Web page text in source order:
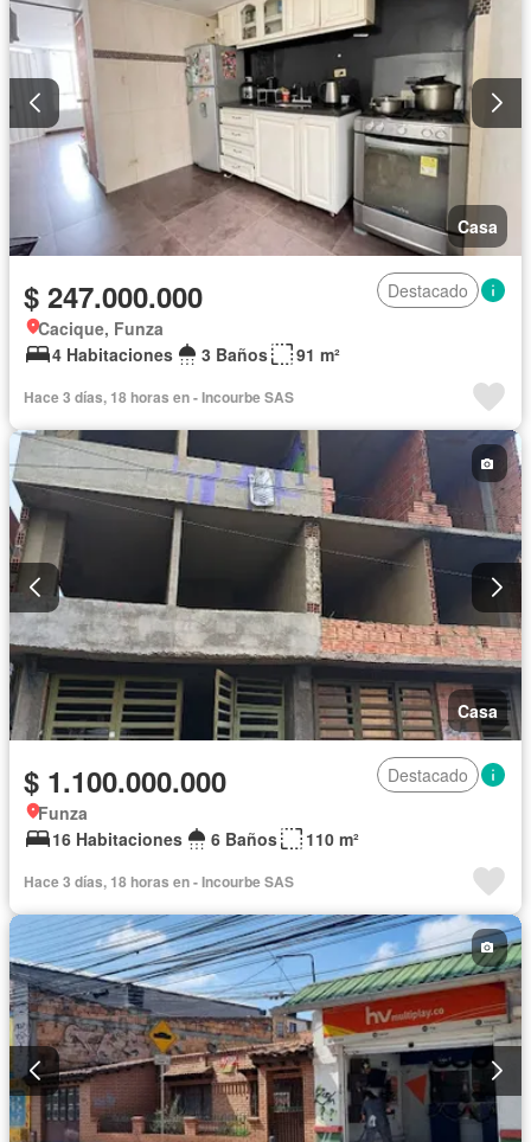
Casa
$ 247.000.000
Destacado
Cacique, Funza
4 Habitaciones
3 Baños 91 m²
Hace 3 días, 18 horas en - Incourbe SAS
Casa
$ 1.100.000.000
Destacado
Funza
16 Habitaciones
6 Baños 110 m²
Hace 3 días, 18 horas en - Incourbe SAS